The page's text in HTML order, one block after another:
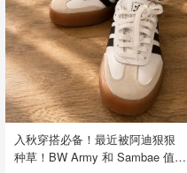
入秋穿搭必备！最近被阿迪狠狠
种草！BW Army 和 Sambae 值得